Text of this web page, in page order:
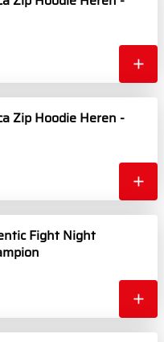
Zip Hoodie Heren -
Fight Night